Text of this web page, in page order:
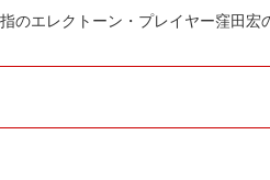
のエレクトーン・プレイヤー窪田宏